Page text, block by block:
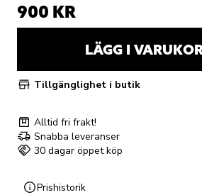
900 KR
LÄGG I
Tillgänglighet i butik
Alltid fri frakt!
Snabba leveranser
30 dagar öppet köp
Prishistorik